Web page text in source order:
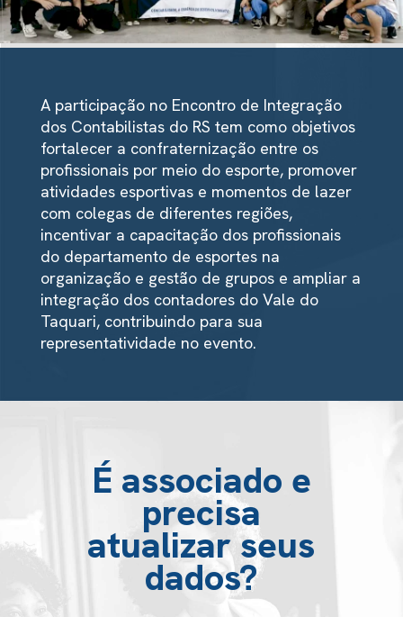
A participação no Encontro de Integração
dos Contabilistas do RS tem como objetivos
fortalecer a confraternização entre os
profissionais por meio do esporte, promover
atividades esportivas e momentos de lazer
com colegas de diferentes regiões,
incentivar a capacitação dos profissionais
do departamento de esportes na
organização e gestão de grupos e ampliar a
integração dos contadores do Vale do
Taquari, contribuindo para sua
representatividade no evento.
É associado e
precisa
atualizar seus
dados?